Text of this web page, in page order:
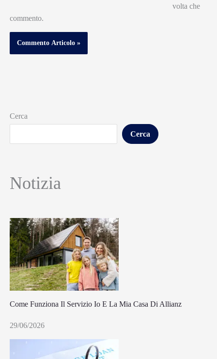
volta che
commento.
Cerca
Cerca
Notizia
Come Funziona Il Servizio Io E La Mia Casa Di Allianz
29/06/2026